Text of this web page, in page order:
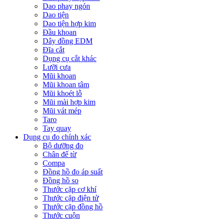
Dao phay ngón
Dao tiện
Dao tiện hợp kim
Đầu khoan
Dây đồng EDM
Đĩa cắt
Dụng cụ cắt khác
Lưỡi cưa
Mũi khoan
Mũi khoan tâm
Mũi khoét lỗ
Mũi mài hợp kim
Mũi vát mép
Taro
Tay quay
Dụng cụ đo chính xác
Bộ dưỡng đo
Chân đế từ
Compa
Đồng hồ đo áp suất
Đồng hồ so
Thước cặp cơ khí
Thước cặp điện tử
Thước cặp đồng hồ
Thước cuộn